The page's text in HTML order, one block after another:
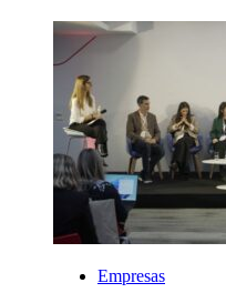
Empresas